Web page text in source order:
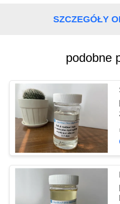
PRIVACY
POLICY
SZCZEGÓŁY
podobne